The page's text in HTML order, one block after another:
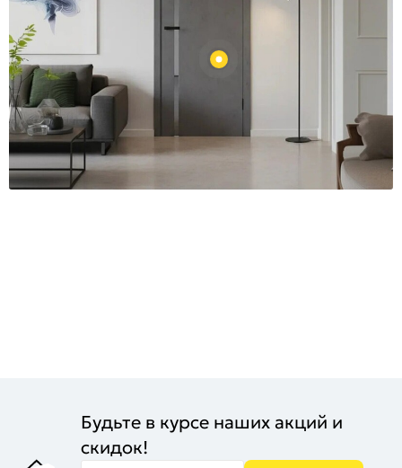
Будьте в курсе наших акций и
скидок!